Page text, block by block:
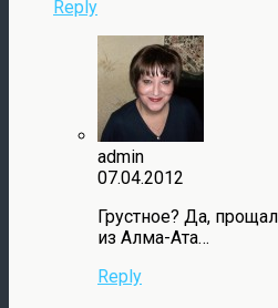
Reply
admin
07.04.2012
Грустное? Да,
из Алма-Ата…
Reply